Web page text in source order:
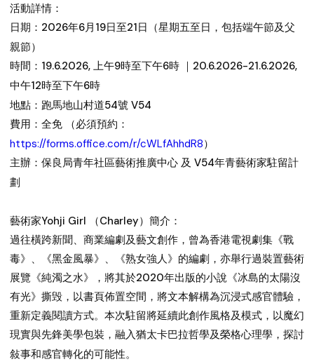
活動詳情：
日期：2026年6月19日至21日（星期五至日，包括端午節及父
親節）
時間：19.6.2026, 上午9時至下午6時 ｜20.6.2026-21.6.2026,
中午12時至下午6時
地點：跑馬地山村道54號 V54
費用：全免 （必須預約：
https://forms.office.com/r/cWLfAhhdR8）
主辦：保良局青年社區藝術推廣中心 及 V54年青藝術家駐留計
劃
藝術家Yohji Girl （Charley）簡介：
過往橫跨新聞、商業編劇及藝文創作，曾為香港電視劇集《戰
毒》、《黑金風暴》、《熟女強人》的編劇，亦舉行過裝置藝術
展覽《純濁之水》，將其於2020年出版的小說《冰島的太陽沒
有光》撕毁，以書頁佈置空間，將文本解構為沉浸式感官體驗，
重新定義閱讀方式。本次駐留將延續此創作風格及模式，以魔幻
現實與先鋒美學包裝，融入猶太卡巴拉哲學及榮格心理學，探討
敍事和感官轉化的可能性。